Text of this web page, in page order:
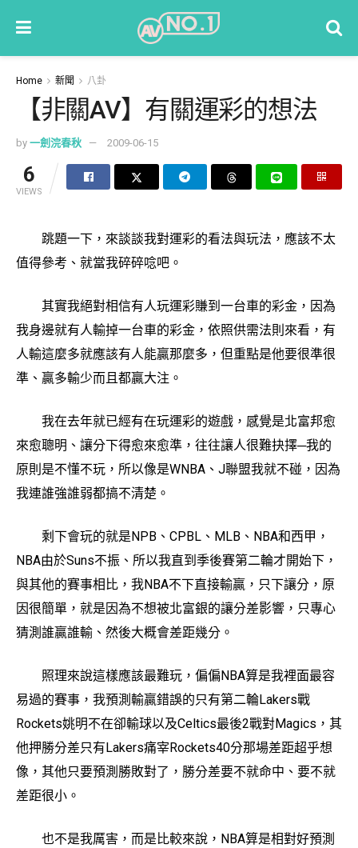
Home 新聞 八卦
【非關AV】有關運彩的想法
by 一劍浣春秋 2009-06-15
6
VIEWS
跳題一下，來談談我對運彩的看法與玩法，應該不太
值得參考、就當我碎碎唸吧。
其實我絕對相信有人玩運彩賺到一台車的彩金，因為
我身邊就有人輸掉一台車的彩金，依照供需法則來看，有
人輸這麼多就應該有人能贏那麼多，但重點是他要很準很
準、贏多輸少而且都贏大注。
我在去年就已經有在玩運彩的遊戲，感覺是北富邦愈
來愈聰明、讓分下得愈來愈準，往往讓人很難抉擇─我的
原則是不懂不玩，所以像是WNBA、J聯盟我就不碰，因為
我連誰強誰弱都搞不清楚。
剩下會玩的就是NPB、CPBL、MLB、NBA和西甲，
NBA由於Suns不振、所以我直到季後賽第二輪才開始下，
與其他的賽事相比，我NBA不下直接輸贏，只下讓分，原
因很簡單，就是因為不想被北富銀的讓分差影響，只專心
猜測誰贏誰輸、然後大概會差距幾分。
照理來說這樣應該最難玩，偏偏NBA算是我裡面最容
易過的賽事，我預測輸贏錯誤的只有第二輪Lakers戰
Rockets姚明不在卻輸球以及Celtics最後2戰對Magics，其
他押勝分差只有Lakers痛宰Rockets40分那場差距超乎想
像，其他只要預測勝敗對了，勝分差要不就命中、要不就
差距很小。
也不是我厲害，而是比較來說，NBA算是相對好預測